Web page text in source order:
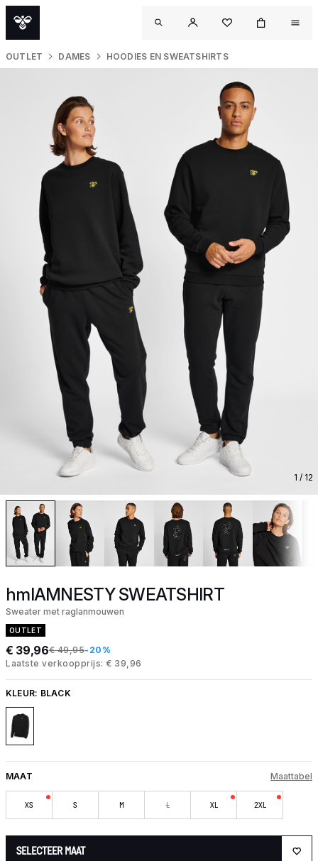
OUTLET DAMES HOODIES EN SWEATSHIRTS
1 / 12
hmlAMNESTY SWEATSHIRT
Sweater met raglanmouwen
OUTLET
€ 39,96€ 49,95-20%
Laatste verkoopprijs: € 39,96
KLEUR: BLACK
MAAT Maattabel
XS S M L XL 2XL
SELECTEER MAAT